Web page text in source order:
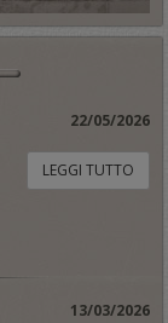
22/05/2026
LEGGI TUTTO
13/03/2026